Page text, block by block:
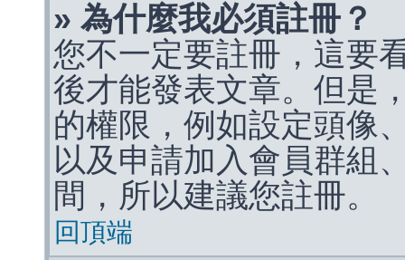
» 為什麼我必須註冊？
您不一定要註冊，這要
後才能發表文章。但是
的權限，例如設定頭像
以及申請加入會員群組
間，所以建議您註冊。
回頂端